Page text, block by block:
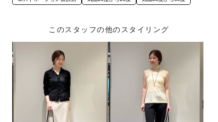
このスタッフの他のスタイリング